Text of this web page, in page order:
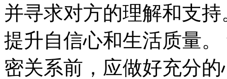
并寻求对方的理解和支
提升自信心和生活质量
密关系前，应做好充分